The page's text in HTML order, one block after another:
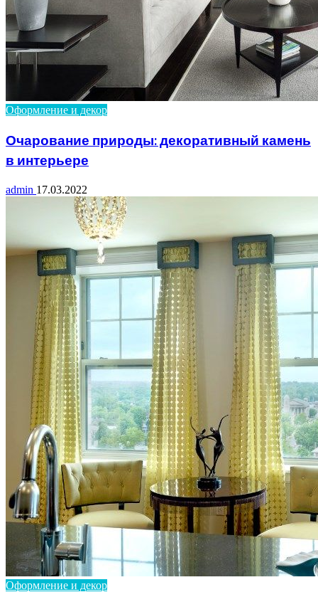
Оформление и декор
Очарование природы: декоративный камень
в интерьере
admin 17.03.2022
Оформление и декор